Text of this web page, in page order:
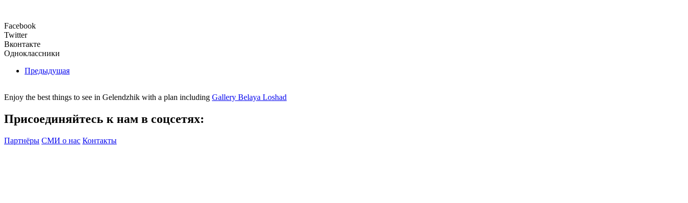
Facebook
Twitter
Вконтакте
Одноклассники
Предыдущая
Enjoy the best things to see in Gelendzhik with a plan including Gallery Belaya Loshad
Присоединяйтесь к нам в соцсетях:
Партнёры СМИ о нас Контакты